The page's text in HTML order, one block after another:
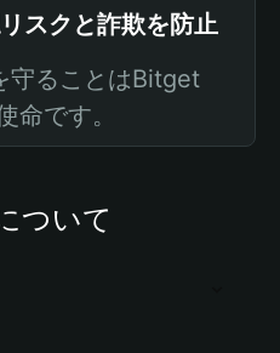
スクと詐欺を防止
守ることはBitget
命です。
ついて